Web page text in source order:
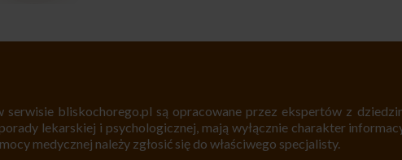
serwisie bliskochorego.pl są opracowane przez ekspertów z
lekarskiej i psychologicznej, mają wyłącznie charakter
medycznej należy zgłosić się do właściwego specjalisty.